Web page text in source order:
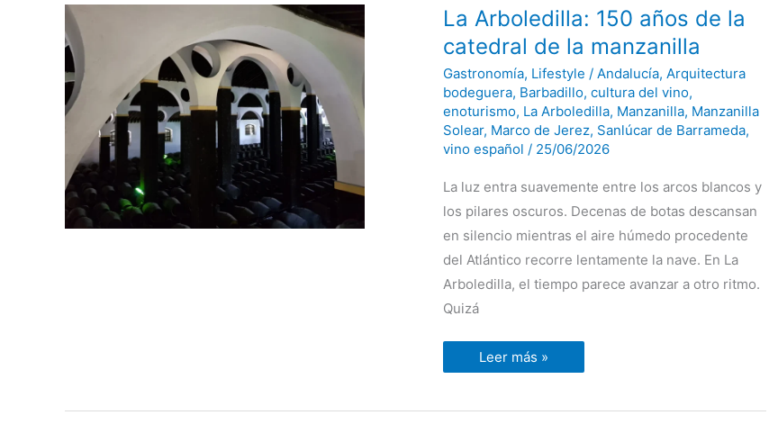
La Arboledilla: 150 años de la
catedral de la manzanilla
Gastronomía, Lifestyle / Andalucía, Arquitectura
bodeguera, Barbadillo, cultura del vino,
enoturismo, La Arboledilla, Manzanilla, Manzanilla
Solear, Marco de Jerez, Sanlúcar de Barrameda,
vino español / 25/06/2026
La luz entra suavemente entre los arcos blancos y
los pilares oscuros. Decenas de botas descansan
en silencio mientras el aire húmedo procedente
del Atlántico recorre lentamente la nave. En La
Arboledilla, el tiempo parece avanzar a otro ritmo.
Quizá
La
Arboledilla:
150
años
la
catedral
de
la
manzanilla
Leer más »